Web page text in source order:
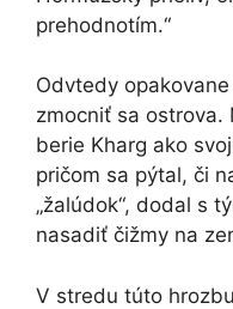
prehodnotím.“
Odvtedy
zmocniť sa ostrova.
berie Kharg ako
pričom sa pýtal, či
„žalúdok“, dodal s
nasadiť čižmy na
V stredu túto